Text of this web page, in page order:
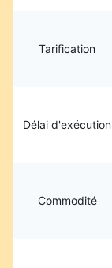
Tarification
Délai d'exécution
Commodité